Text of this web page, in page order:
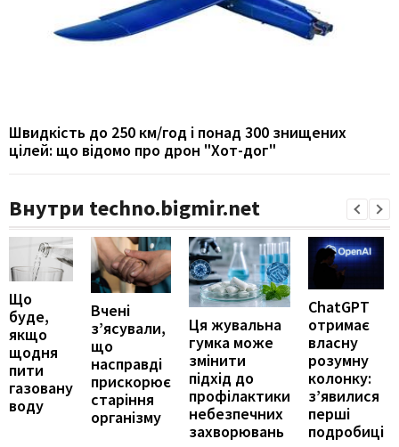
Швидкість до 250 км/год і понад 300 знищених
цілей: що відомо про дрон "Хот-дог"
Внутри techno.bigmir.net
Що
буде,
якщо
щодня
пити
газовану
воду
Вчені
з’ясували,
що
насправді
прискорює
старіння
організму
Ця жувальна
гумка може
змінити
підхід до
профілактики
небезпечних
захворювань
ChatGPT
отримає
власну
розумну
колонку:
з’явилися
перші
подробиці